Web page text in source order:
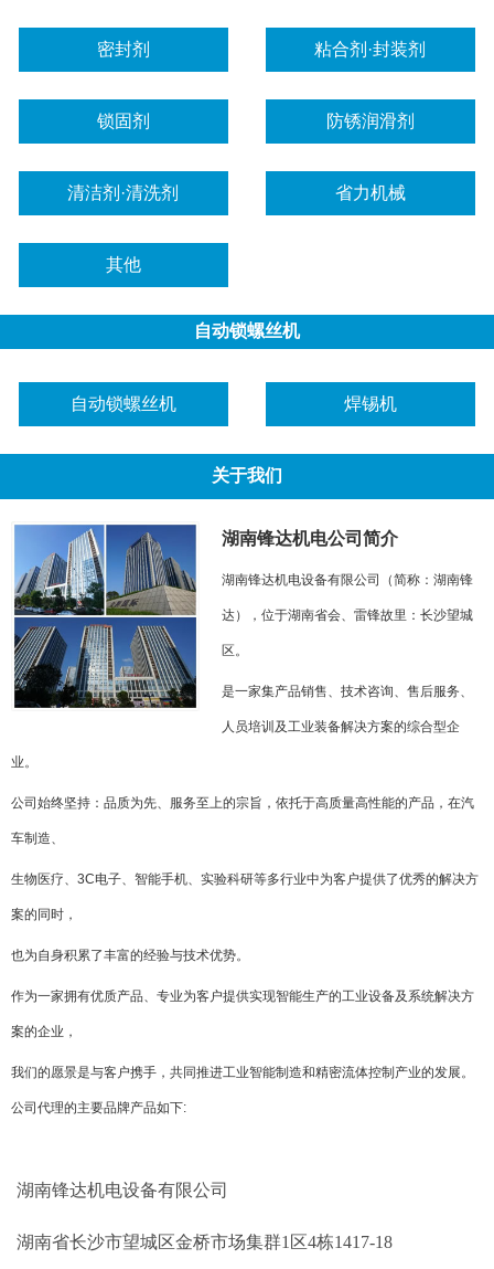
密封剂 粘合剂·封装剂
锁固剂 防锈润滑剂
清洁剂·清洗剂 省力机械
其他
自动锁螺丝机
自动锁螺丝机 焊锡机
关于我们
湖南锋达机电公司简介
湖南锋达机电设备有限公司（简称：湖南锋
达），位于湖南省会、雷锋故里：长沙望城
区。
是一家集产品销售、技术咨询、售后服务、
人员培训及工业装备解决方案的综合型企
业。
公司始终坚持：品质为先、服务至上的宗旨，依托于高质量高性能的产品，在汽
车制造、
生物医疗、3C电子、智能手机、实验科研等多行业中为客户提供了优秀的解决方
案的同时，
也为自身积累了丰富的经验与技术优势。
作为一家拥有优质产品、专业为客户提供实现智能生产的工业设备及系统解决方
案的企业，
我们的愿景是与客户携手，共同推进工业智能制造和精密流体控制产业的发展。
公司代理的主要品牌产品如下:
湖南锋达机电设备有限公司
湖南省长沙市望城区金桥市场集群1区4栋1417-18